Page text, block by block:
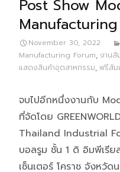
Post Show
Manufacturing
November 30, 2022
Manufacturing Forum, งานสั
แสดงสินค้าอุตสาหกรรม, ฟรีสัม
จบไปอีกหนึ่งงานกับ
ที่จัดโดย
Thailand Industrial
บอลรูม ชั้น 1 ดิ อิมพีเรีย
เซ็นเตอร์ โคราช จังหวัด